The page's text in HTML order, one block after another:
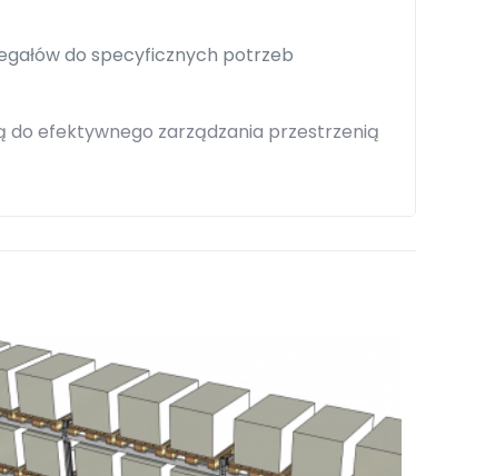
do specyficznych potrzeb
do efektywnego zarządzania przestrzenią